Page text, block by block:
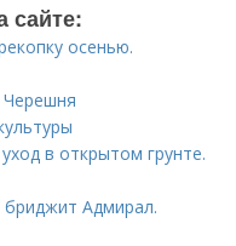
сайте:
осенью.
в открытом грунте.
бриджит Адмирал.